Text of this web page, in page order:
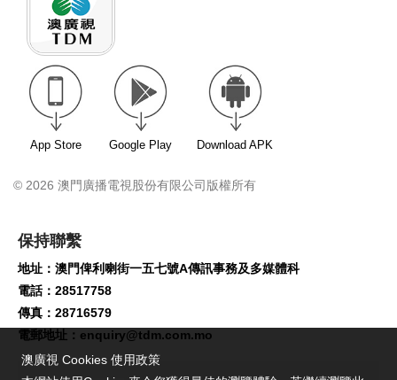
App Store Google Play Download APK
© 2026 澳門廣播電視股份有限公司版權所有
保持聯繫
地址：澳門俾利喇街一五七號A傳訊事務及多媒體科
電話：28517758
傳真：28716579
電郵地址： enquiry@tdm.com.mo
澳廣視 Cookies 使用政策